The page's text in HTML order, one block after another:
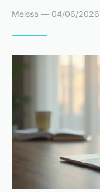
Meissa — 04/06/